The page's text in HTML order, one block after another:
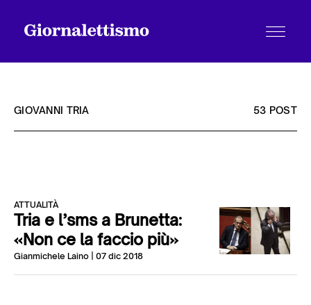
Chi siamo
Contatti
GIOVANNI TRIA 53 POST
ATTUALITÀ
Tria e l’sms a Brunetta:
«Non ce la faccio più»
Gianmichele Laino | 07 dic 2018